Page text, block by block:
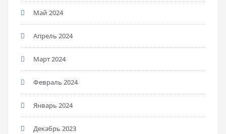
Май 2024
Апрель 2024
Март 2024
Февраль 2024
Январь 2024
Декабрь 2023